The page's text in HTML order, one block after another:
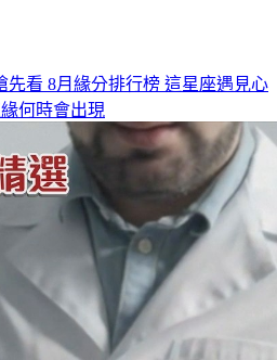
先看 8月緣分排行榜 這星座遇見心
何時會出現